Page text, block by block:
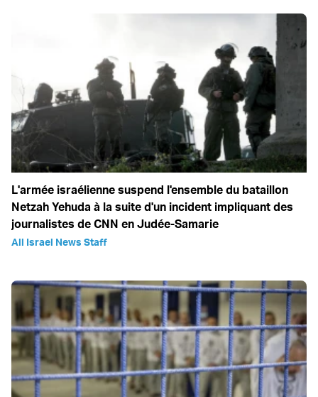
L'armée israélienne suspend l'ensemble du bataillon
Netzah Yehuda à la suite d'un incident impliquant des
journalistes de CNN en Judée-Samarie
All Israel News Staff